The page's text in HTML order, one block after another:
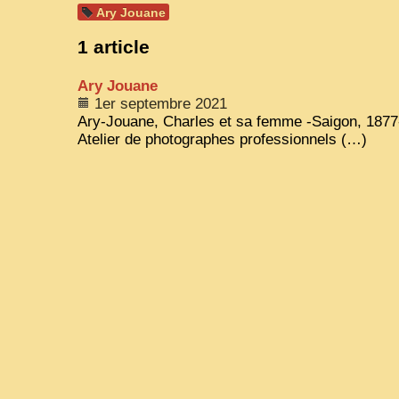
Ary Jouane
1 article
Ary Jouane
1er septembre 2021
Ary-Jouane, Charles et sa femme -Saigon,
Atelier de photographes professionnels (…)